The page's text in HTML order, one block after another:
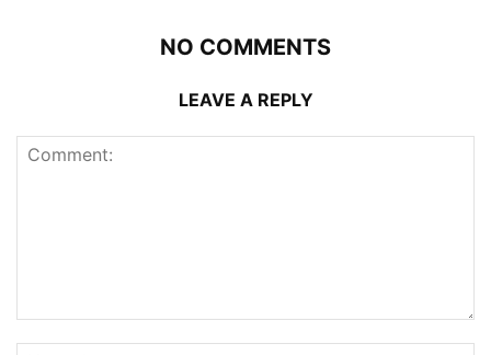
NO COMMENTS
LEAVE A REPLY